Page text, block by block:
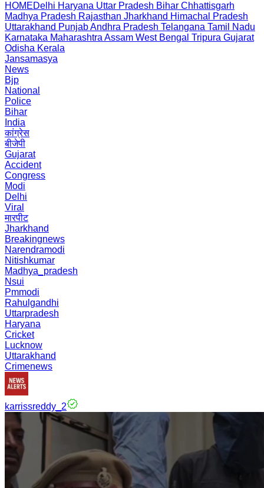
HOMEDelhi Haryana Uttar Pradesh Bihar Chhattisgarh
Madhya Pradesh Rajasthan Jharkhand Himachal Pradesh
Uttarakhand PunjabAndhra Pradesh Telangana Tamil Nadu
Karnataka Maharashtra Assam West Bengal Tripura Gujarat
Odisha Kerala
Jansamasya
News
Bjp
National
Police
Bihar
India
कांग्रेस
बीजेपी
Gujarat
Accident
Congress
Modi
Delhi
Viral
मारपीट
Jharkhand
Breakingnews
Narendramodi
Nitishkumar
Madhya_pradesh
Nsui
Pmmodi
Rahulgandhi
Uttarpradesh
Haryana
Cricket
Lucknow
Uttarakhand
Crimenews
karrissreddy_2